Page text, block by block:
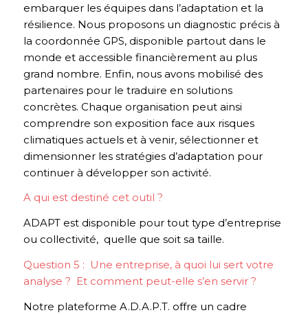
embarquer les équipes dans l’adaptation et la
résilience. Nous proposons un diagnostic précis à
la coordonnée GPS, disponible partout dans le
monde et accessible financièrement au plus
grand nombre. Enfin, nous avons mobilisé des
partenaires pour le traduire en solutions
concrètes. Chaque organisation peut ainsi
comprendre son exposition face aux risques
climatiques actuels et à venir, sélectionner et
dimensionner les stratégies d’adaptation pour
continuer à développer son activité.
A qui est destiné cet outil ?
ADAPT est disponible pour tout type d’entreprise
ou collectivité, quelle que soit sa taille.
Question 5 : Une entreprise, à quoi lui sert votre
analyse ? Et comment peut-elle s’en servir ?
Notre plateforme A.D.A.P.T. offre un cadre